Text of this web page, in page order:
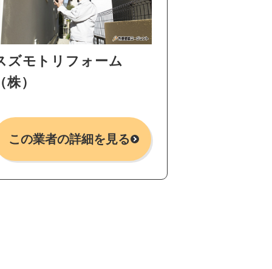
ズモトリフォーム
株）
この業者の詳細を見る